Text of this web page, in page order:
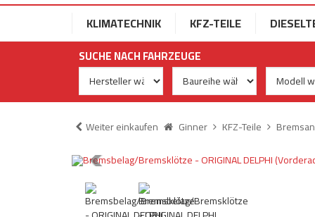
KLIMATECHNIK KFZ-TEILE
SUCHE NACH FAHRZEUGE
Weiter einkaufen Ginner KFZ-Teile